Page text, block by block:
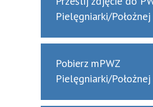
Pielęgniarki/Położnej
Pobierz mPWZ
Pielęgniarki/Położnej